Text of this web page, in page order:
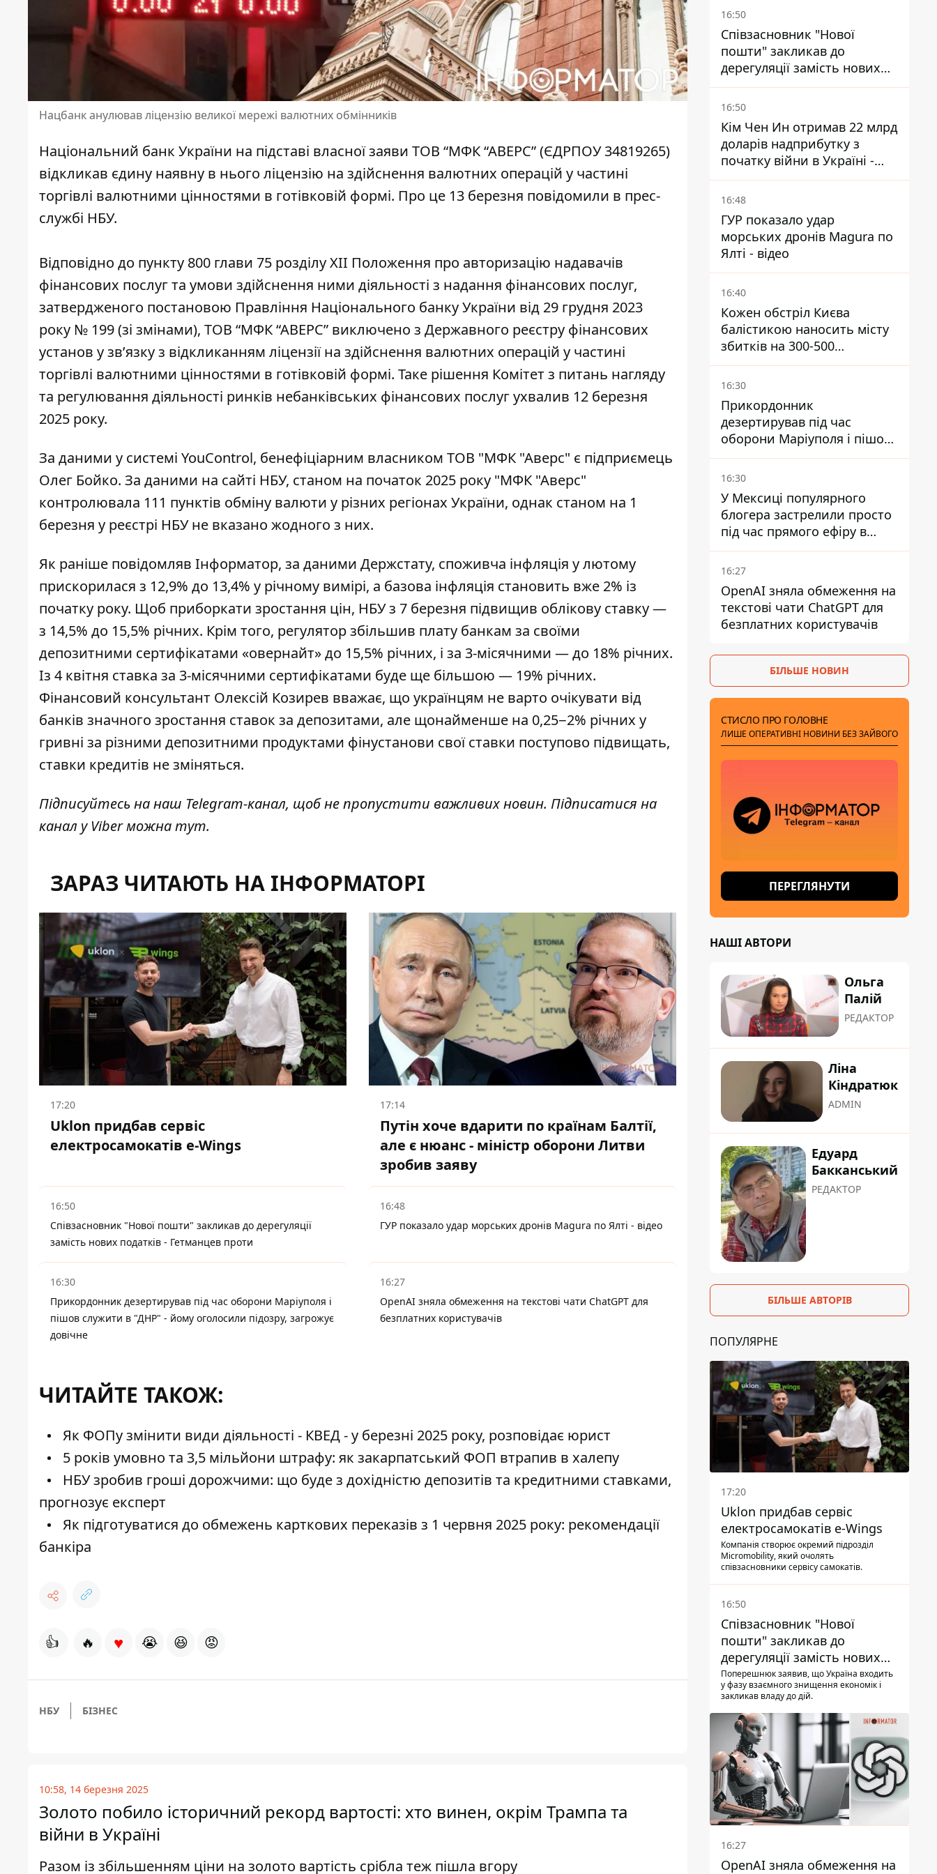
Нацбанк анулював ліцензію великої мережі валютних обмінників
Національний банк України на підставі власної заяви ТОВ “МФК “АВЕРС” (ЄДРПОУ 34819265)
відкликав єдину наявну в нього ліцензію на здійснення валютних операцій у частині
торгівлі валютними цінностями в готівковій формі. Про це 13 березня повідомили в прес-
службі НБУ.
Відповідно до пункту 800 глави 75 розділу ХІІ Положення про авторизацію надавачів
фінансових послуг та умови здійснення ними діяльності з надання фінансових послуг,
затвердженого постановою Правління Національного банку України від 29 грудня 2023
року № 199 (зі змінами), ТОВ “МФК “АВЕРС” виключено з Державного реєстру фінансових
установ у зв’язку з відкликанням ліцензії на здійснення валютних операцій у частині
торгівлі валютними цінностями в готівковій формі. Таке рішення Комітет з питань нагляду
та регулювання діяльності ринків небанківських фінансових послуг ухвалив 12 березня
2025 року.
За даними у системі YouControl, бенефіціарним власником ТОВ "МФК "Аверс" є підприємець
Олег Бойко. За даними на сайті НБУ, станом на початок 2025 року "МФК "Аверс"
контролювала 111 пунктів обміну валюти у різних регіонах України, однак станом на 1
березня у реєстрі НБУ не вказано жодного з них.
Як раніше повідомляв Інформатор, за даними Держстату, споживча інфляція у лютому
прискорилася з 12,9% до 13,4% у річному вимірі, а базова інфляція становить вже 2% із
початку року. Щоб приборкати зростання цін, НБУ з 7 березня підвищив облікову ставку—
з 14,5% до 15,5% річних. Крім того, регулятор збільшив плату банкам за своїми
депозитними сертифікатами «овернайт» до 15,5% річних, і за 3-місячними — до 18% річних.
Із 4 квітня ставка за 3-місячними сертифікатами буде ще більшою — 19% річних.
Фінансовий консультант Олексій Козирев вважає, що українцям не варто очікувати від
банків значного зростання ставок за депозитами, але щонайменше на 0,25−2% річних у
гривні за різними депозитними продуктами фінустанови свої ставки поступово підвищать,
ставки кредитів не зміняться.
Підписуйтесь на наш Telegram-канал, щоб не пропустити важливих новин. Підписатися на
канал у Viber можнатут.
ЗАРАЗ ЧИТАЮТЬ НА ІНФОРМАТОРІ
17:20
Uklon придбав сервіс
електросамокатів e-Wings
17:14
Путін хоче вдарити по країнам Балтії,
але є нюанс - міністр оборони Литви
зробив заяву
16:50
Співзасновник "Нової пошти" закликав до дерегуляції
замість нових податків - Гетманцев проти
16:48
ГУР показало удар морських дронів Magura по Ялті - відео
16:30
Прикордонник дезертирував під час оборони Маріуполя і
пішов служити в "ДНР" - йому оголосили підозру, загрожує
довічне
16:27
OpenAI зняла обмеження на текстові чати ChatGPT для
безплатних користувачів
ЧИТАЙТЕ ТАКОЖ:
Як ФОПу змінити види діяльності - КВЕД - у березні 2025 року, розповідає юрист
5 років умовно та 3,5 мільйони штрафу: як закарпатський ФОП втрапив в халепу
НБУ зробив гроші дорожчими: що буде з дохідністю депозитів та кредитними ставками,
прогнозує експерт
Як підготуватися до обмежень карткових переказів з 1 червня 2025 року: рекомендації
банкіра
👍 🔥 ♥ 😭 😆 😡
НБУ БІЗНЕС
10:58, 14 березня 2025
Золото побило історичний рекорд вартості: хто винен, окрім Трампа та
війни в Україні
Разом із збільшенням ціни на золото вартість срібла теж пішла вгору
тисяч окупантів
16:50
Співзасновник "Нової
пошти" закликав до
дерегуляції замість нових
податків - Гетманцев проти
16:50
Кім Чен Ин отримав 22 млрд
доларів надприбутку з
початку війни в Україні -
Bloomberg
16:48
ГУР показало удар
морських дронів Magura по
Ялті - відео
16:40
Кожен обстріл Києва
балістикою наносить місту
збитків на 300-500
мільйонів - Петро
Пантелеєв
16:30
Прикордонник
дезертирував під час
оборони Маріуполя і пішов
служити в "ДНР" - йому
оголосили підозру,
загрожує довічне
16:30
У Мексиці популярного
блогера застрелили просто
під час прямого ефіру в
TikTok
16:27
OpenAI зняла обмеження на
текстові чати ChatGPT для
безплатних користувачів
БІЛЬШЕ НОВИН
СТИСЛО ПРО ГОЛОВНЕ
ЛИШЕ ОПЕРАТИВНІ НОВИНИ БЕЗ ЗАЙВОГО
ПЕРЕГЛЯНУТИ
НАШІ АВТОРИ
Ольга
Палій
РЕДАКТОР
Ліна
Кіндратюк
ADMIN
Едуард
Бакканський
РЕДАКТОР
БІЛЬШЕ АВТОРІВ
ПОПУЛЯРНЕ
17:20
Uklon придбав сервіс
електросамокатів e-Wings
Компанія створює окремий підрозділ
Micromobility, який очолять
співзасновники сервісу самокатів.
16:50
Співзасновник "Нової
пошти" закликав до
дерегуляції замість нових
податків - Гетманцев проти
Поперешнюк заявив, що Україна входить
у фазу взаємного знищення економік і
закликав владу до дій.
16:27
OpenAI зняла обмеження на